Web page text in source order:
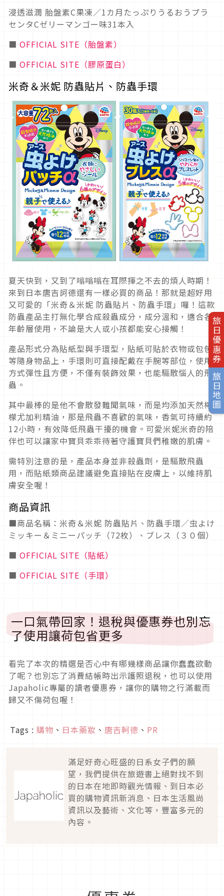
旅日優惠券
旅日地圖
浸透滋潤 胎盤素C果凍／1カ月たっぷりうるおうプラ
センタCゼリーマンゴー味31本入
■ OFFICIAL SITE（胎盤素）
■ OFFICIAL SITE（膠原蛋白）
米奇＆米妮 防蟲貼片、防蟲手環
夏天快到，又到了嗡嗡嗡在耳際揮之不去的煩人時期！
來到日本唐吉訶德還有一樣必買的商品！那就是超好用
又可愛的「米奇＆米妮 防蟲貼片、防蟲手環」囉！這款
防蟲產品主打無化學合成殺蟲成分，成分溫和，適合各
年齡層使用，不論是大人或小孩都能安心接觸！
產品形式分為貼紙型與手環型，貼紙可貼於衣物或包包
等隨身物品上，手環則可直接配戴在手腕等部位，使用
方式彈性且方便，不僅有裝飾效果，也能驅散惱人的飛
蟲。
其中最棒的是他不會散發難聞氣味，而是均添加天然檸
檬尤加利精油，那是飛蟲不喜歡的氣味，香氣可持續約
12小時，有效降低飛蟲干擾的機會。可愛米妮米奇的陪
伴也可以讓家中寶貝乖乖待著守護寶貝們稚嫩的肌膚。
需特別注意的是，產品本身並非殺蟲劑，是驅散飛蟲
用，而貼紙類商品建議避免直接貼在皮膚上，以維持肌
膚安全喔！
商品資訊
■商品名稱：米奇＆米妮 防蟲貼片、防蟲手環／虫よけ
ミッキー＆ミニーパッチ（72枚）、ブレス（３０個）
■ OFFICIAL SITE（貼紙）
■ OFFICIAL SITE（手環）
一口氣帶回家！退稅與優惠券也別忘
了使用讓荷包省更多
看完了本次的精選是否心中有哪幾樣商品讓你蠢蠢欲動
了呢？也別忘了消費結帳時出示護照退稅，也可以使用
Japaholic專屬的讀者優惠券，讓你的購物之行滿載而
歸又不傷荷包喔！
Tags : 購物 、 日本藥妝 、 唐吉軻德 、 PR
滿足好奇心旺盛的日系女子們的願
望，我們提供在旅遊書上絕對找不到
的日本在地即時觀光情報、到日本必
買的購物資訊新消息、日本生活風尚
資訊以及藝術、文化等，豐富多元的
內容。